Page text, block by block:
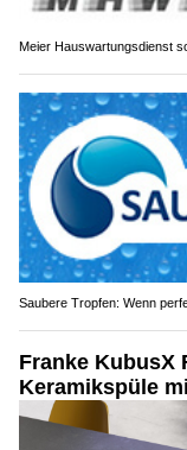
Meier Hauswartungsdienst
Saubere Tropfen: Wenn
Franke KubusX
Keramikspüle